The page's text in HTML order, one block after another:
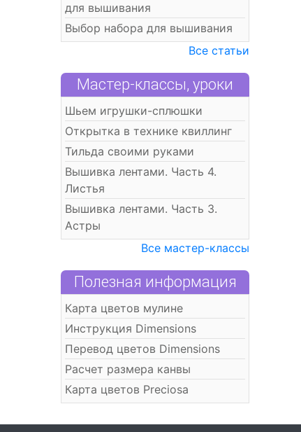
для вышивания
Выбор набора для вышивания
Все статьи
Мастер-классы, уроки
Шьем игрушки-сплюшки
Открытка в технике квиллинг
Тильда своими руками
Вышивка лентами. Часть 4.
Листья
Вышивка лентами. Часть 3.
Астры
Все мастер-классы
Полезная информация
Карта цветов мулине
Инструкция Dimensions
Перевод цветов Dimensions
Расчет размера канвы
Карта цветов Preciosa